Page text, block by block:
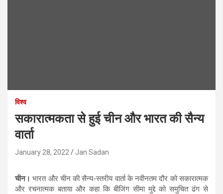
विश्व
सकारात्मकता से हुई चीन और भारत की सैन्य
वार्ता
January 28, 2022 Jan Sadan
चीन। भारत और चीन की सैन्य-स्तरीय वार्ता के नवीनतम दौर को सकारात्मक
और रचनात्मक बताया और कहा कि बीजिंग सीमा मुद्दे को समुचित ढंग से